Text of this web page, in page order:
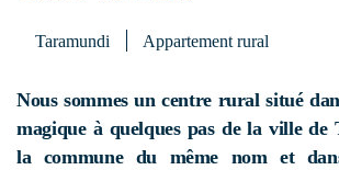
Taramundi Appartement rural
Nous sommes un centre rural situé
magique à quelques pas de la ville de
la commune du même nom et